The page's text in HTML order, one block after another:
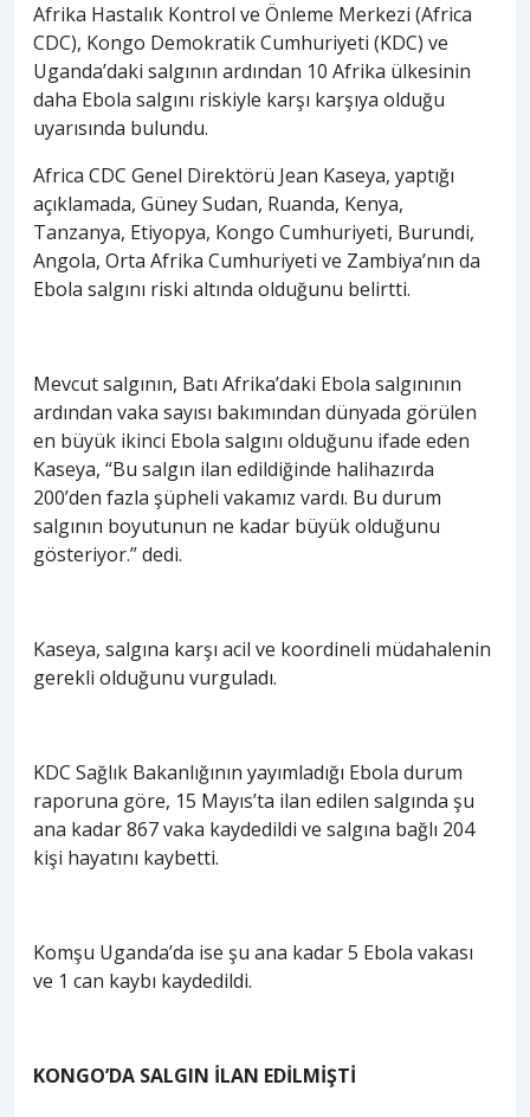
Afrika Hastalık Kontrol ve Önleme Merkezi (Africa
CDC), Kongo Demokratik Cumhuriyeti (KDC) ve
Uganda’daki salgının ardından 10 Afrika ülkesinin
daha Ebola salgını riskiyle karşı karşıya olduğu
uyarısında bulundu.
Africa CDC Genel Direktörü Jean Kaseya, yaptığı
açıklamada, Güney Sudan, Ruanda, Kenya,
Tanzanya, Etiyopya, Kongo Cumhuriyeti, Burundi,
Angola, Orta Afrika Cumhuriyeti ve Zambiya’nın da
Ebola salgını riski altında olduğunu belirtti.
Mevcut salgının, Batı Afrika’daki Ebola salgınının
ardından vaka sayısı bakımından dünyada görülen
en büyük ikinci Ebola salgını olduğunu ifade eden
Kaseya, “Bu salgın ilan edildiğinde halihazırda
200’den fazla şüpheli vakamız vardı. Bu durum
salgının boyutunun ne kadar büyük olduğunu
gösteriyor.” dedi.
Kaseya, salgına karşı acil ve koordineli müdahalenin
gerekli olduğunu vurguladı.
KDC Sağlık Bakanlığının yayımladığı Ebola durum
raporuna göre, 15 Mayıs’ta ilan edilen salgında şu
ana kadar 867 vaka kaydedildi ve salgına bağlı 204
kişi hayatını kaybetti.
Komşu Uganda’da ise şu ana kadar 5 Ebola vakası
ve 1 can kaybı kaydedildi.
KONGO’DA SALGIN İLAN EDİLMİŞTİ